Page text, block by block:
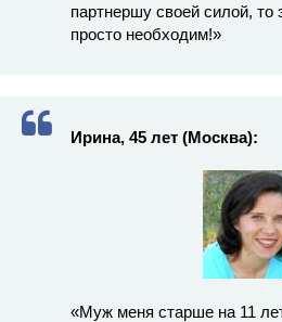
партнершу своей силой, то
просто необходим!»
Ирина, 45 лет (Москва):
«Муж меня старше на 11